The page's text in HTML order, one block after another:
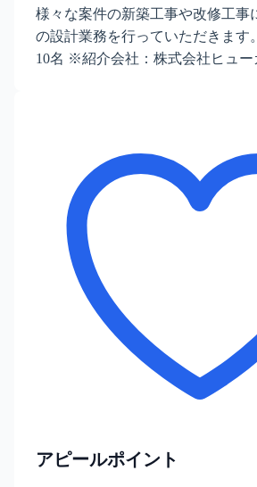
様々な案件の新築工事や改修工事
の設計業務を行っていただきます
10名 ※紹介会社：株式会社ヒュー
アピールポイント